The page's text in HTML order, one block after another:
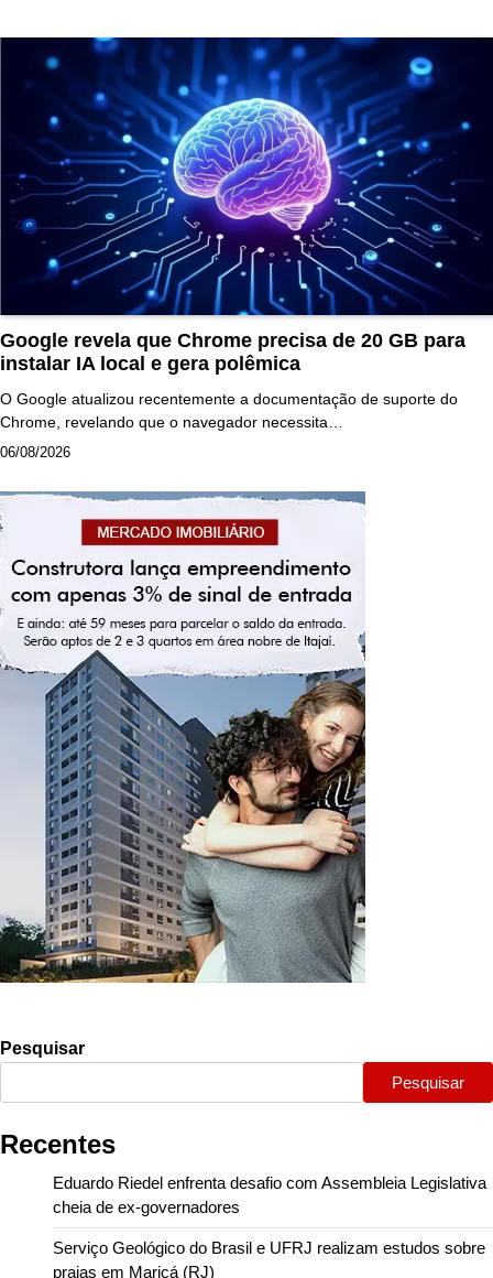
Google revela que Chrome precisa de 20 GB para
instalar IA local e gera polêmica
O Google atualizou recentemente a documentação de suporte do
Chrome, revelando que o navegador necessita…
06/08/2026
Pesquisar
Pesquisar
Recentes
Eduardo Riedel enfrenta desafio com Assembleia Legislativa
cheia de ex-governadores
Serviço Geológico do Brasil e UFRJ realizam estudos sobre
praias em Maricá (RJ)